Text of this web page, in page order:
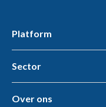
Platform
Flawless Workflow
Business Intelligence
AI tools & AI Agents
Sector
Gemeenten – openbare
Over ons